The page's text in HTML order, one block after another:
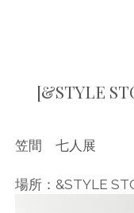
[&STYLE
笠間 七人展
場所：&STYLE